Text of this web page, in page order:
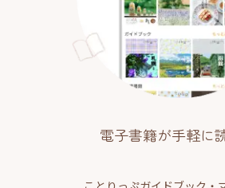
電子書籍が手軽に